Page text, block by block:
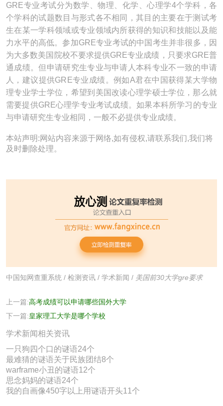
GRE专业考试分为数学、物理、化学、心理学4个学科，各
个学科的试题数目与形式各不相同，其目的主要在于测试考
生在某一学科领域或专业领域内所获得的知识和技能以及能
力水平的高低。参加GRE专业考试的中国考生并非很多，因
为大多数美国院校不要求提供GRE专业成绩，只要求GRE普
通成绩。但申请研究生专业与申请人本科专业不一致的申请
人，建议提供GRE专业成绩。例如A君在中国获得某大学物
理专业学士学位，希望到美国改读心理学硕士学位，那么就
需要提供GRE心理学专业考试成绩。如果本科所学习的专业
与申请研究生专业相同，一般不必提供专业成绩。
本站声明:网站内容来源于网络,如有侵权,请联系我们,我们将
及时删除处理。
中国知网查重系统 / 检测资讯 / 学术新闻 / 美国前30大学gre要求
上一篇:高考成绩可以申请哪些国外大学
下一篇:皇家理工大学是哪个学校
学术新闻相关资讯
一只狗四个口的谜语24个
最难猜的谜语关于民族团结8个
warframe小丑的谜语12个
思念妈妈的谜语24个
我的自画像450字以上用谜语开头11个